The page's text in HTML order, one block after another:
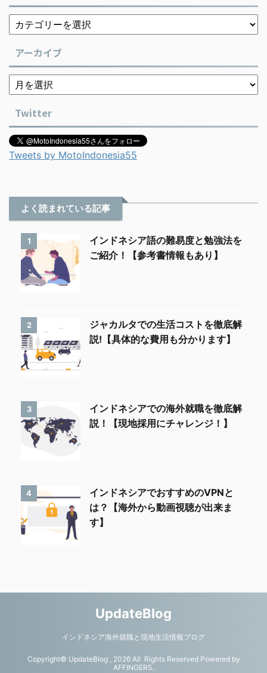
アーカイブ
Twitter
Tweets by MotoIndonesia55
よく読まれている記事
1
インドネシア語の難易度と勉強法を
ご紹介！【参考書情報もあり】
2
ジャカルタでの生活コストを徹底解
説!【具体的な費用も分かります】
3
インドネシアでの海外就職を徹底解
説！【現地採用にチャレンジ！】
4
インドネシアでおすすめのVPNと
は？【海外から動画視聴が出来ま
す】
UpdateBlog
インドネシア海外就職と現地生活情報ブログ
Copyright© UpdateBlog , 2026 All Rights Reserved Powered by
AFFINGER5.